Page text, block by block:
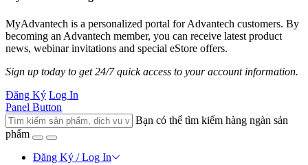
MyAdvantech is a personalized portal for Advantech customers. By
becoming an Advantech member, you can receive latest product
news, webinar invitations and special eStore offers.
Sign up today to get 24/7 quick access to your account information.
Đăng Ký Log In
Panel Button
Bạn có thể tìm kiếm hàng ngàn sản
phẩm
Đăng Ký / Log In